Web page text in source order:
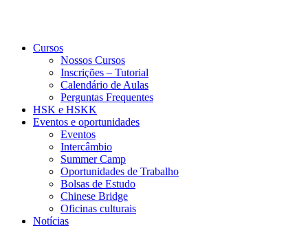
Cursos
Nossos Cursos
Inscrições – Tutorial
Calendário de Aulas
Perguntas Frequentes
HSK e HSKK
Eventos e oportunidades
Eventos
Intercâmbio
Summer Camp
Oportunidades de Trabalho
Bolsas de Estudo
Chinese Bridge
Oficinas culturais
Notícias